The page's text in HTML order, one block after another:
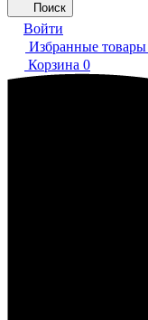
Поиск
Войти
Избранные товары
Корзина 0